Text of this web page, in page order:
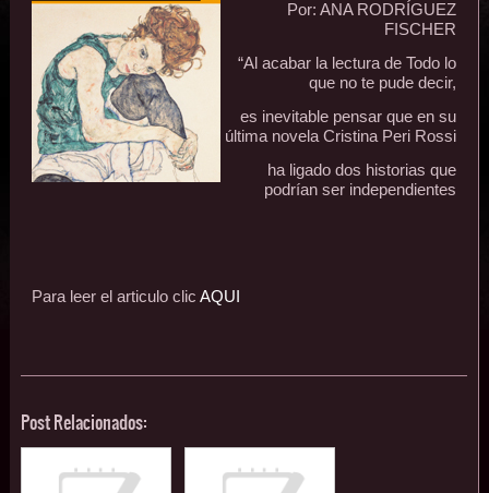
Por: ANA RODRÍGUEZ
FISCHER
“Al acabar la lectura de Todo lo
que no te pude decir,
es inevitable pensar que en su
última novela Cristina Peri Rossi
ha ligado dos historias que
podrían ser independientes
Para leer el articulo clic AQUI
Post Relacionados: